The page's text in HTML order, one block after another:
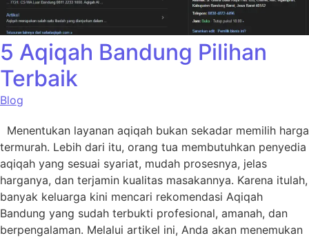
5 Aqiqah Bandung Pilihan
Terbaik
Blog
Menentukan layanan aqiqah bukan sekadar memilih harga
termurah. Lebih dari itu, orang tua membutuhkan penyedia
aqiqah yang sesuai syariat, mudah prosesnya, jelas
harganya, dan terjamin kualitas masakannya. Karena itulah,
banyak keluarga kini mencari rekomendasi Aqiqah
Bandung yang sudah terbukti profesional, amanah, dan
berpengalaman. Melalui artikel ini, Anda akan menemukan